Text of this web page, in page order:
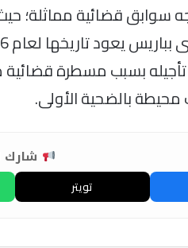
بسبب مسطرة قضائية
بالضحية الأولى.
شارك
تويتر